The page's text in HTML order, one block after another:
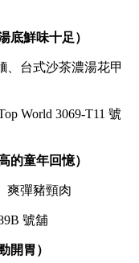
底鮮味十足）
、台式沙茶濃湯花甲
World 3069-T11 號
的童年回憶）
爽彈豬頸肉
號舖
開胃）